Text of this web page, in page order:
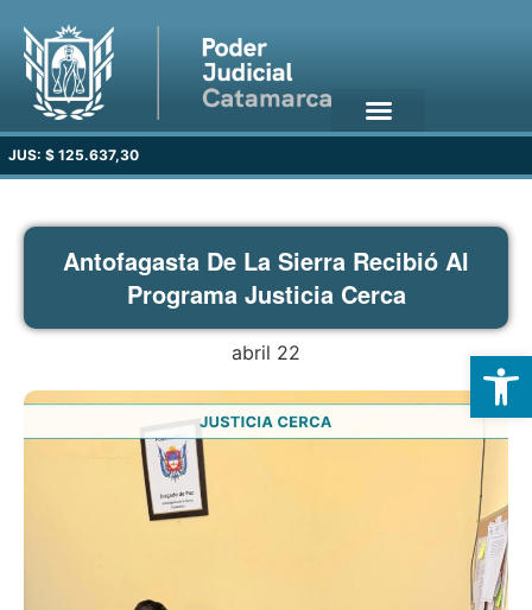
JUS: $ 125.637,30
Antofagasta De La Sierra Recibió Al
Programa Justicia Cerca
abril 22